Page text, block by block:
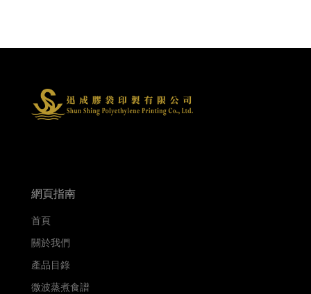
網頁指南
首頁
關於我們
產品目錄
微波蒸煮食譜